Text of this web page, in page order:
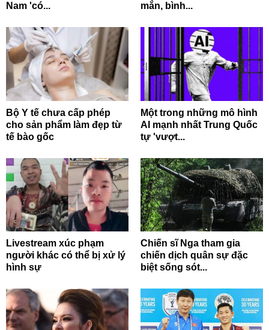
Nam 'có...
mắn, bình...
Bộ Y tế chưa cấp phép
cho sản phẩm làm đẹp từ
tế bào gốc
Một trong những mô hình
AI mạnh nhất Trung Quốc
tự 'vượt...
Livestream xúc phạm
người khác có thể bị xử lý
hình sự
Chiến sĩ Nga tham gia
chiến dịch quân sự đặc
biệt sống sót...